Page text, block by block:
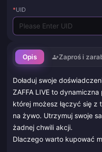
Opis Zaproś i
Doładuj swoje
ZAFFA LIVE to
której możesz łączyć się
na żywo. Utrzymuj swoje
żadnej chwili akcji.
Dlaczego warto kupować
*UID